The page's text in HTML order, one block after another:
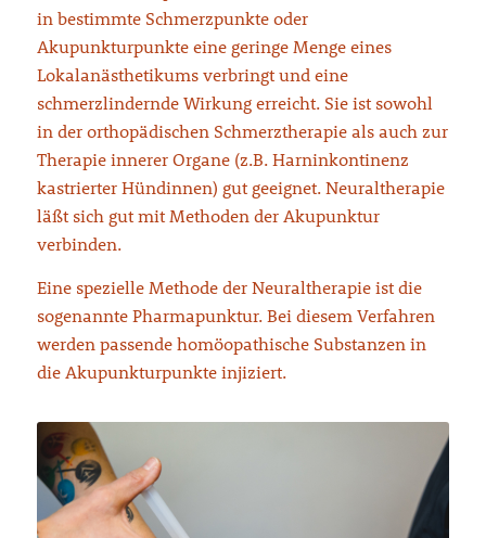
in bestimmte Schmerzpunkte oder
Akupunkturpunkte eine geringe Menge eines
Lokalanästhetikums verbringt und eine
schmerzlindernde Wirkung erreicht. Sie ist sowohl
in der orthopädischen Schmerztherapie als auch zur
Therapie innerer Organe (z.B. Harninkontinenz
kastrierter Hündinnen) gut geeignet. Neuraltherapie
läßt sich gut mit Methoden der Akupunktur
verbinden.
Eine spezielle Methode der Neuraltherapie ist die
sogenannte Pharmapunktur. Bei diesem Verfahren
werden passende homöopathische Substanzen in
die Akupunkturpunkte injiziert.